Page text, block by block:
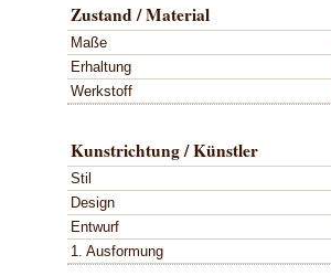
Zustand / Material
Maße
Erhaltung
Werkstoff
Kunstrichtung / Künstler
Stil
Design
Entwurf
1. Ausformung